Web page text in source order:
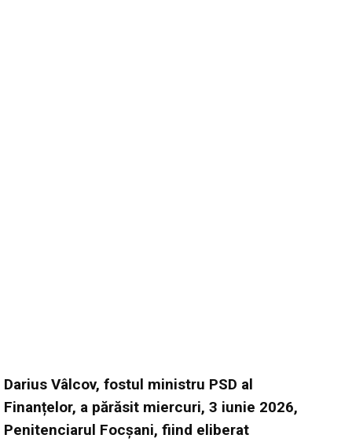
Darius Vâlcov, fostul ministru PSD al
Finanțelor, a părăsit miercuri, 3 iunie 2026,
Penitenciarul Focșani, fiind eliberat